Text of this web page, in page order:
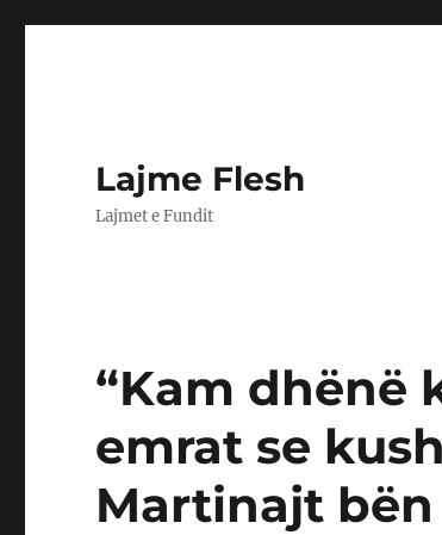
Lajme Flesh
Lajmet e Fundit
“Kam dhënë
emrat se
Martinajt